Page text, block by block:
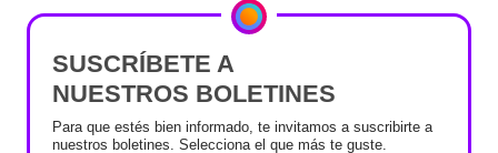
SUSCRÍBETE A
NUESTROS BOLETINES
Para que estés bien informado, te invitamos a suscribirte a
nuestros boletines. Selecciona el que más te guste.